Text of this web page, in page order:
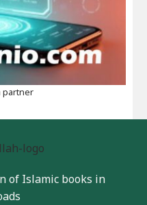
partner
of Islamic books in